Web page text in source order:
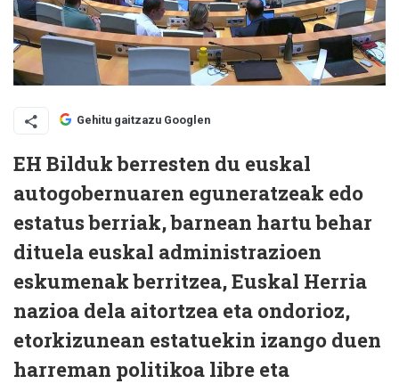
Gehitu gaitzazu Googlen
EH Bilduk berresten du euskal
autogobernuaren eguneratzeak edo
estatus berriak, barnean hartu behar
dituela euskal administrazioen
eskumenak berritzea, Euskal Herria
nazioa dela aitortzea eta ondorioz,
etorkizunean estatuekin izango duen
harreman politikoa libre eta